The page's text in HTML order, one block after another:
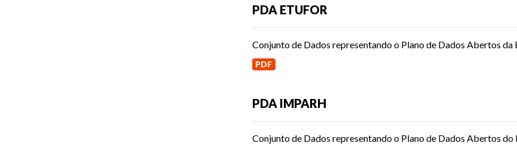
PDA ETUFOR
Conjunto de Dados representando o Plano de Dados Abertos da
PDF
PDA IMPARH
Conjunto de Dados representando o Plano de Dados Abertos do